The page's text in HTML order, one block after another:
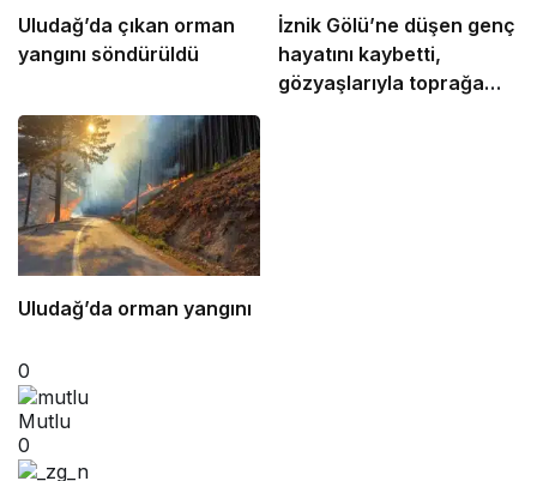
Uludağ’da çıkan orman
yangını söndürüldü
İznik Gölü’ne düşen genç
hayatını kaybetti,
gözyaşlarıyla toprağa
Uludağ’da orman yangını
0
Mutlu
0